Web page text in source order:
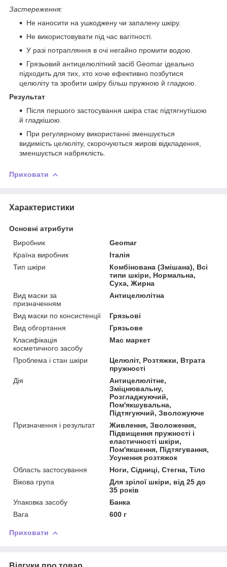
Застереження:
Не наносити на ушкоджену чи запалену шкіру.
Не використовувати під час вагітності.
У разі потрапляння в очі негайно промити водою.
Грязьовий антицелюлітний засіб Geomar ідеально
підходить для тих, хто хоче ефективно позбутися
целюліту та зробити шкіру більш пружною й гладкою.
Результат
Після першого застосування шкіра стає підтягнутішою
й гладкішою.
При регулярному використанні зменшується
видимість целюліту, скорочуються жирові відкладення,
зменшується набряклість.
Приховати
Характеристики
Основні атрибути
Виробник
Geomar
Країна виробник
Італія
Тип шкіри
Комбінована (Змішана), Всі
типи шкіри, Нормальна,
Суха, Жирна
Вид маски за
призначенням
Антицелюлітна
Вид маски по консистенції
Грязьові
Вид обгортання
Грязьове
Класифікація
косметичного засобу
Мас маркет
Проблема і стан шкіри
Целюліт, Розтяжки, Втрата
пружності
Дія
Антицелюлітне,
Зміцнювальну,
Розгладжуючий,
Пом'якшувальна,
Підтягуючий, Зволожуюче
Призначення і результат
Живлення, Зволоження,
Підвищення пружності і
еластичності шкіри,
Пом'якшення, Підтягування,
Усунення розтяжок
Область застосування
Ноги, Сідниці, Стегна, Тіло
Вікова група
Для зрілої шкіри, від 25 до
35 років
Упаковка засобу
Банка
Вага
600 г
Приховати